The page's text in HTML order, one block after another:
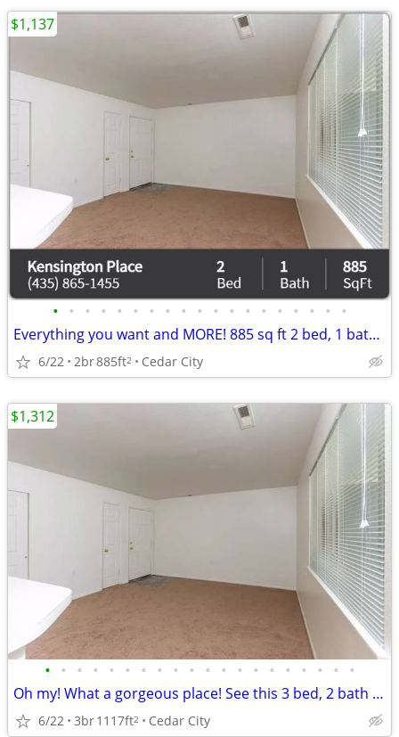
• • • • • • • • • • • • • • • • • • •
Everything you want and MORE! 885 sq ft 2 bed, 1 bath available!
6/22 2br885ft2 Cedar City
$1,137
• • • • • • • • • • • • • • • • • • • •
Oh my! What a gorgeous place! See this 3 bed, 2 bath for yourself!
6/22 3br1117ft2 Cedar City
$1,312